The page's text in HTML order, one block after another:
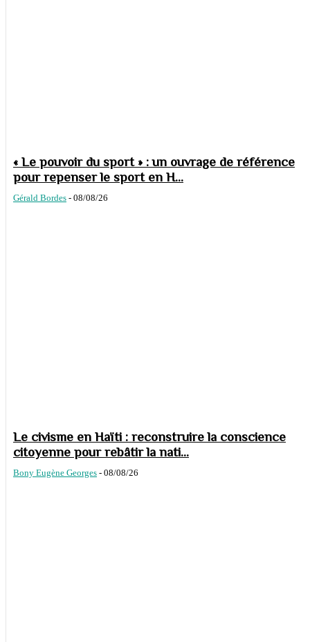
« Le pouvoir du sport » : un ouvrage de référence
pour repenser le sport en H...
Gérald Bordes - 08/08/26
Le civisme en Haïti : reconstruire la conscience
citoyenne pour rebâtir la nati...
Bony Eugène Georges - 08/08/26